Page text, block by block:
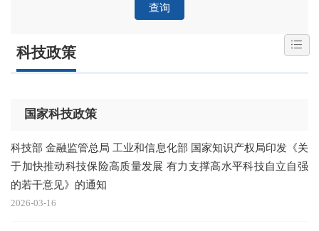
查询
科技政策
国家科技政策
科技部 金融监管总局 工业和信息化部 国家知识产权局印发《关
于加快推动科技保险高质量发展 有力支撑高水平科技自立自强
的若干意见》的通知
2026-03-16